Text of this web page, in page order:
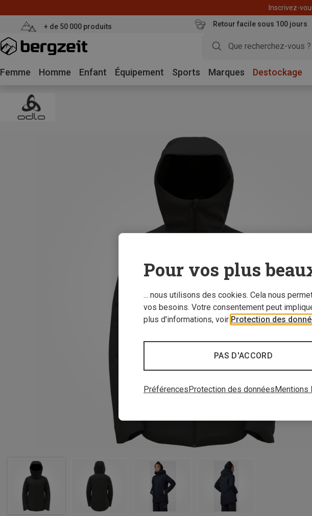
Inscrivez-
Déstockage :
+ de 50 000 produits Retour facile sous 100 jours
Femme Homme Enfant Équipement Sports Marques Destockage
Pour vos plus
... nous utilisons des cookies. Cela nous
vos besoins. Votre consentement peut
plus d'informations, voir Protection des
PAS D'ACCORD
Préférences Protection des données Mentions